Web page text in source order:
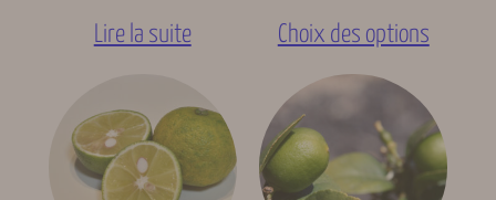
Lire la suite Choix des options